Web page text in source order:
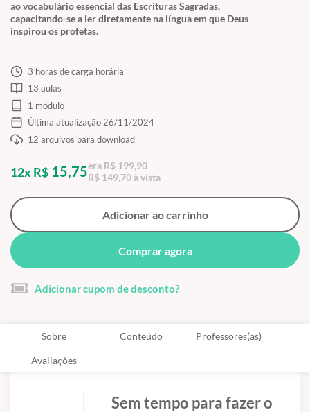
ao vocabulário essencial das Escrituras Sagradas,
capacitando-se a ler diretamente na língua em que Deus
inspirou os profetas.
3 horas de carga horária
13 aulas
1 módulo
Última atualização 26/11/2024
12 arquivos para download
12x R$ 15,75eraR$ 199,90
R$ 149,70 à vista
Adicionar ao carrinho
Comprar agora
Adicionar cupom de desconto?
Sobre Conteúdo Professores(as)
Avaliações
Sem tempo para fazer o